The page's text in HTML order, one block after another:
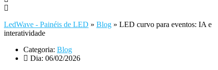
LedWave - Painéis de LED » Blog » LED curvo para eventos: IA e
interatividade
Categoria: Blog
Dia: 06/02/2026